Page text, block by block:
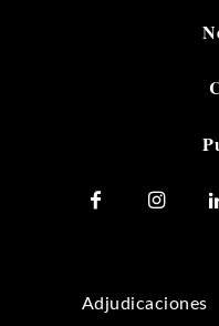
Adjudicaciones